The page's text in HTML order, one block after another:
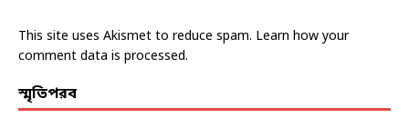
This site uses Akismet to reduce spam. Learn how your
comment data is processed.
স্মৃতিপরব